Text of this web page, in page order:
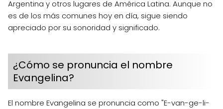
Argentina y otros lugares de América Latina. Aunque no
es de los más comunes hoy en día, sigue siendo
apreciado por su sonoridad y significado.
¿Cómo se pronuncia el nombre
Evangelina?
El nombre Evangelina se pronuncia como "E-van-ge-li-